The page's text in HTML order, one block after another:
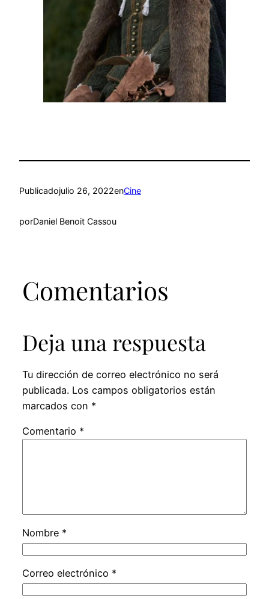
Publicadojulio 26, 2022enCine
porDaniel Benoit Cassou
Comentarios
Deja una respuesta
Tu dirección de correo electrónico no será
publicada. Los campos obligatorios están
marcados con *
Comentario *
Nombre *
Correo electrónico *